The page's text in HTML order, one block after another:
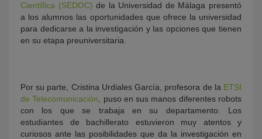
Científica (SEDOC) de la Universidad de Málaga presentó
a los alumnos las oportunidades que ofrece la universidad
para dedicarse a la investigación y las opciones que tienen
en su etapa preuniversitaria.
Por su parte, Cristina Urdiales García, profesora de la ETSI
de Telecomunicación , puso en sus manos diferentes robots
con los que se trabaja en su departamento. Los
estudiantes de bachillerato estuvieron muy atentos y
curiosos ante las posibilidades que da la investigación en